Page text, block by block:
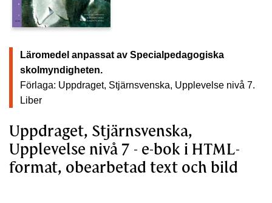
Läromedel anpassat av Specialpedagogiska
skolmyndigheten.
Förlaga: Uppdraget, Stjärnsvenska, Upplevelse nivå 7.
Liber
Uppdraget, Stjärnsvenska,
Upplevelse nivå 7 - e-bok i HTML-
format, obearbetad text och bild